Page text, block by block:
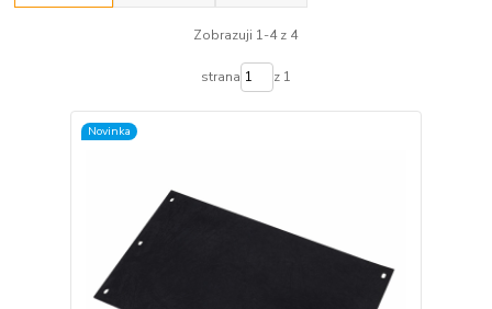
Zobrazuji 1-4 z 4
strana z 1
Novinka